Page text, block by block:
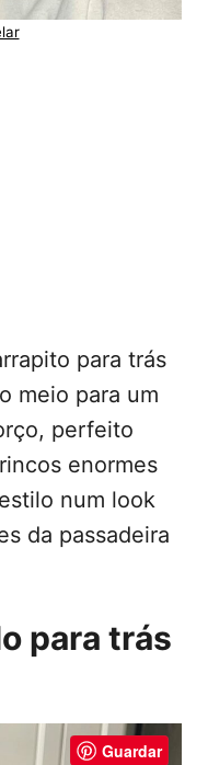
para trás
meio para um
perfeito
enormes
num look
da passadeira
para trás
Guardar